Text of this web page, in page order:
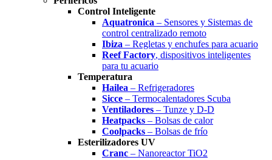
Control Inteligente
Aquatronica – Sensores y Sistemas de
control centralizado remoto
Ibiza – Regletas y enchufes para acuario
Reef Factory, dispositivos inteligentes
para tu acuario
Temperatura
Hailea – Refrigeradores
Sicce – Termocalentadores Scuba
Ventiladores – Tunze y D-D
Heatpacks – Bolsas de calor
Coolpacks – Bolsas de frío
Esterilizadores UV
Cranc – Nanoreactor TiO2